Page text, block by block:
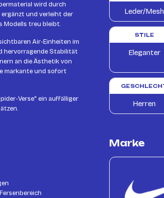
wird durch
und verleiht der
Modells treu bleibt.
Air-Einheiten im
hervorragende Stabilität
an die Ästhetik von
markante und sofort
Verse" ein auffälliger
Leder/Mesh
STILE
Eleganter
Herren
Marke